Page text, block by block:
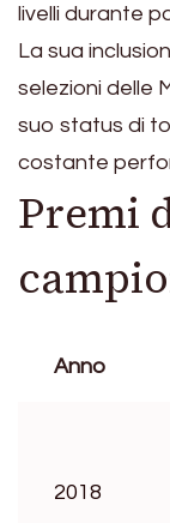
livelli durante
La sua
selezioni delle
suo status di
costante
Premi
Anno
2018